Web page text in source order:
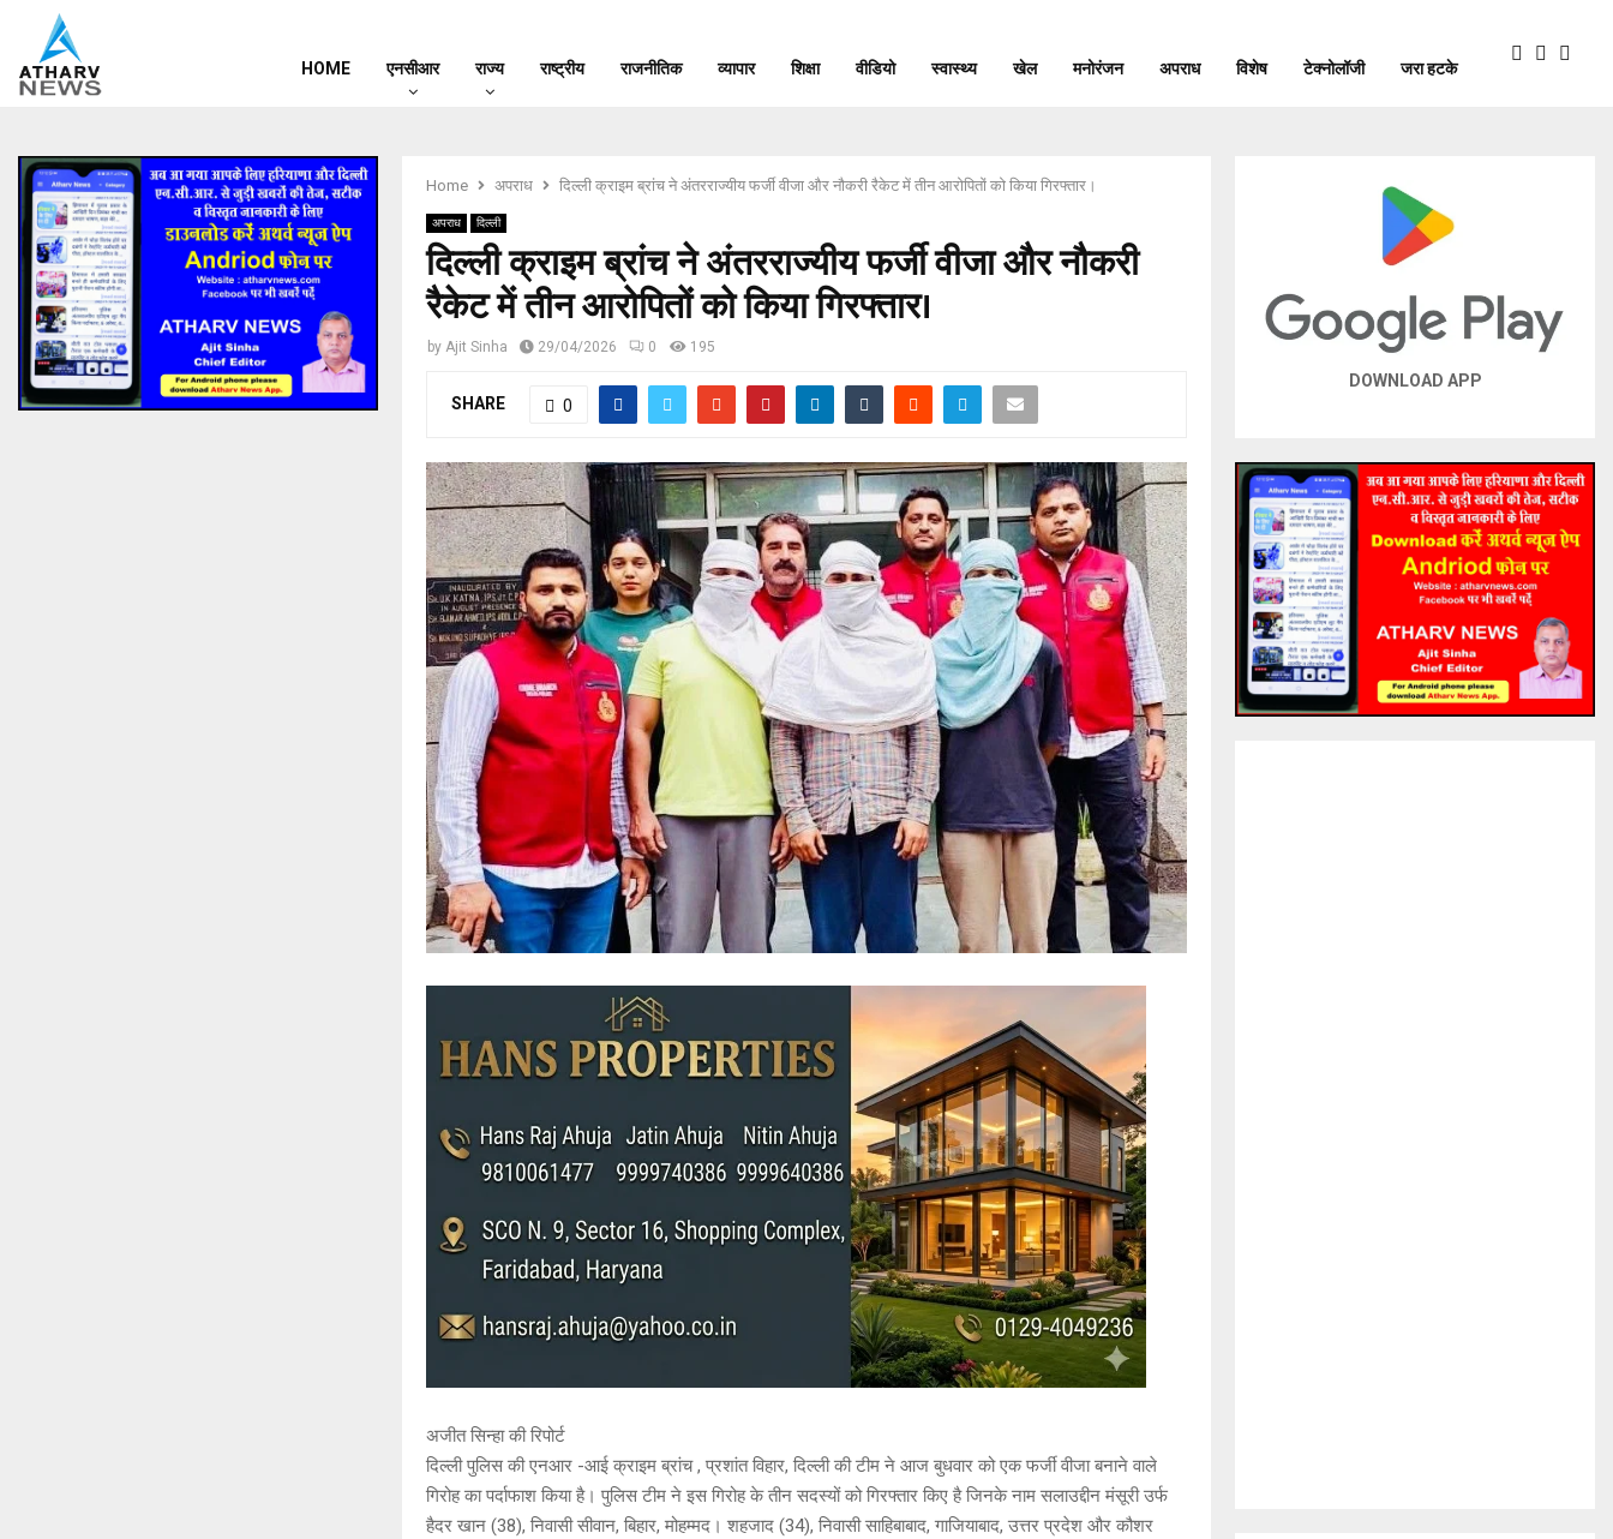
HOME एनसीआर राज्य राष्ट्रीय राजनीतिक व्यापार शिक्षा वीडियो स्वास्थ्य खेल मनोरंजन अपराध विशेष टेक्नोलॉजी जरा हटके
Home अपराध दिल्ली क्राइम ब्रांच ने अंतरराज्यीय फर्जी वीजा और नौकरी रैकेट में तीन आरोपितों को किया गिरफ्तार।
अपराध दिल्ली
दिल्ली क्राइम ब्रांच ने अंतरराज्यीय फर्जी वीजा और नौकरी
रैकेट में तीन आरोपितों को किया गिरफ्तार।
by Ajit Sinha 29/04/2026 0 195
SHARE 0
अजीत सिन्हा की रिपोर्ट
दिल्ली पुलिस की एनआर -आई क्राइम ब्रांच , प्रशांत विहार, दिल्ली की टीम ने आज बुधवार को एक फर्जी वीजा बनाने वाले
गिरोह का पर्दाफाश किया है। पुलिस टीम ने इस गिरोह के तीन सदस्यों को गिरफ्तार किए है जिनके नाम सलाउद्दीन मंसूरी उर्फ
हैदर खान (38), निवासी सीवान, बिहार, मोहम्मद। शहजाद (34), निवासी साहिबाबाद, गाजियाबाद, उत्तर प्रदेश और कौशर
DOWNLOAD APP